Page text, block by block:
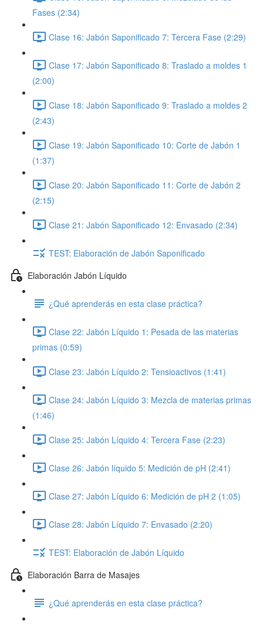
Fases (2:34)
Clase 16: Jabón Saponificado 7: Tercera Fase (2:29)
Clase 17: Jabón Saponificado 8: Traslado a moldes 1
(2:00)
Clase 18: Jabón Saponificado 9: Traslado a moldes 2
(2:43)
Clase 19: Jabón Saponificado 10: Corte de Jabón 1
(1:37)
Clase 20: Jabón Saponificado 11: Corte de Jabón 2
(2:15)
Clase 21: Jabón Saponificado 12: Envasado (2:34)
TEST: Elaboración de Jabón Saponificado
Elaboración Jabón Líquido
¿Qué aprenderás en esta clase práctica?
Clase 22: Jabón Líquido 1: Pesada de las materias
primas (0:59)
Clase 23: Jabón Líquido 2: Tensioactivos (1:41)
Clase 24: Jabón Líquido 3: Mezcla de materias primas
(1:46)
Clase 25: Jabón Líquido 4: Tercera Fase (2:23)
Clase 26: Jabón líquido 5: Medición de pH (2:41)
Clase 27: Jabón Líquido 6: Medición de pH 2 (1:05)
Clase 28: Jabón Líquido 7: Envasado (2:20)
TEST: Elaboración de Jabón Líquido
Elaboración Barra de Masajes
¿Qué aprenderás en esta clase práctica?